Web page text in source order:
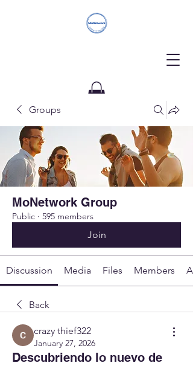
Donate
Groups
MoNetwork Group
Public · 595 members
Join
Discussion Media Files Members
Back
crazy thief322
January 27, 2026
Descubriendo lo nuevo de